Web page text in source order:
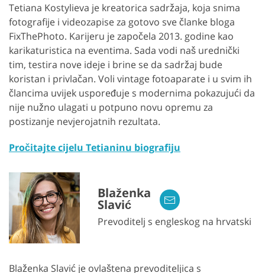
Tetiana Kostylieva je kreatorica sadržaja, koja snima
fotografije i videozapise za gotovo sve članke bloga
FixThePhoto. Karijeru je započela 2013. godine kao
karikaturistica na eventima. Sada vodi naš urednički
tim, testira nove ideje i brine se da sadržaj bude
koristan i privlačan. Voli vintage fotoaparate i u svim ih
člancima uvijek uspoređuje s modernima pokazujući da
nije nužno ulagati u potpuno novu opremu za
postizanje nevjerojatnih rezultata.
Pročitajte cijelu Tetianinu biografiju
Blaženka
Slavić
Prevoditelj s engleskog na hrvatski
Blaženka Slavić je ovlaštena prevoditeljica s